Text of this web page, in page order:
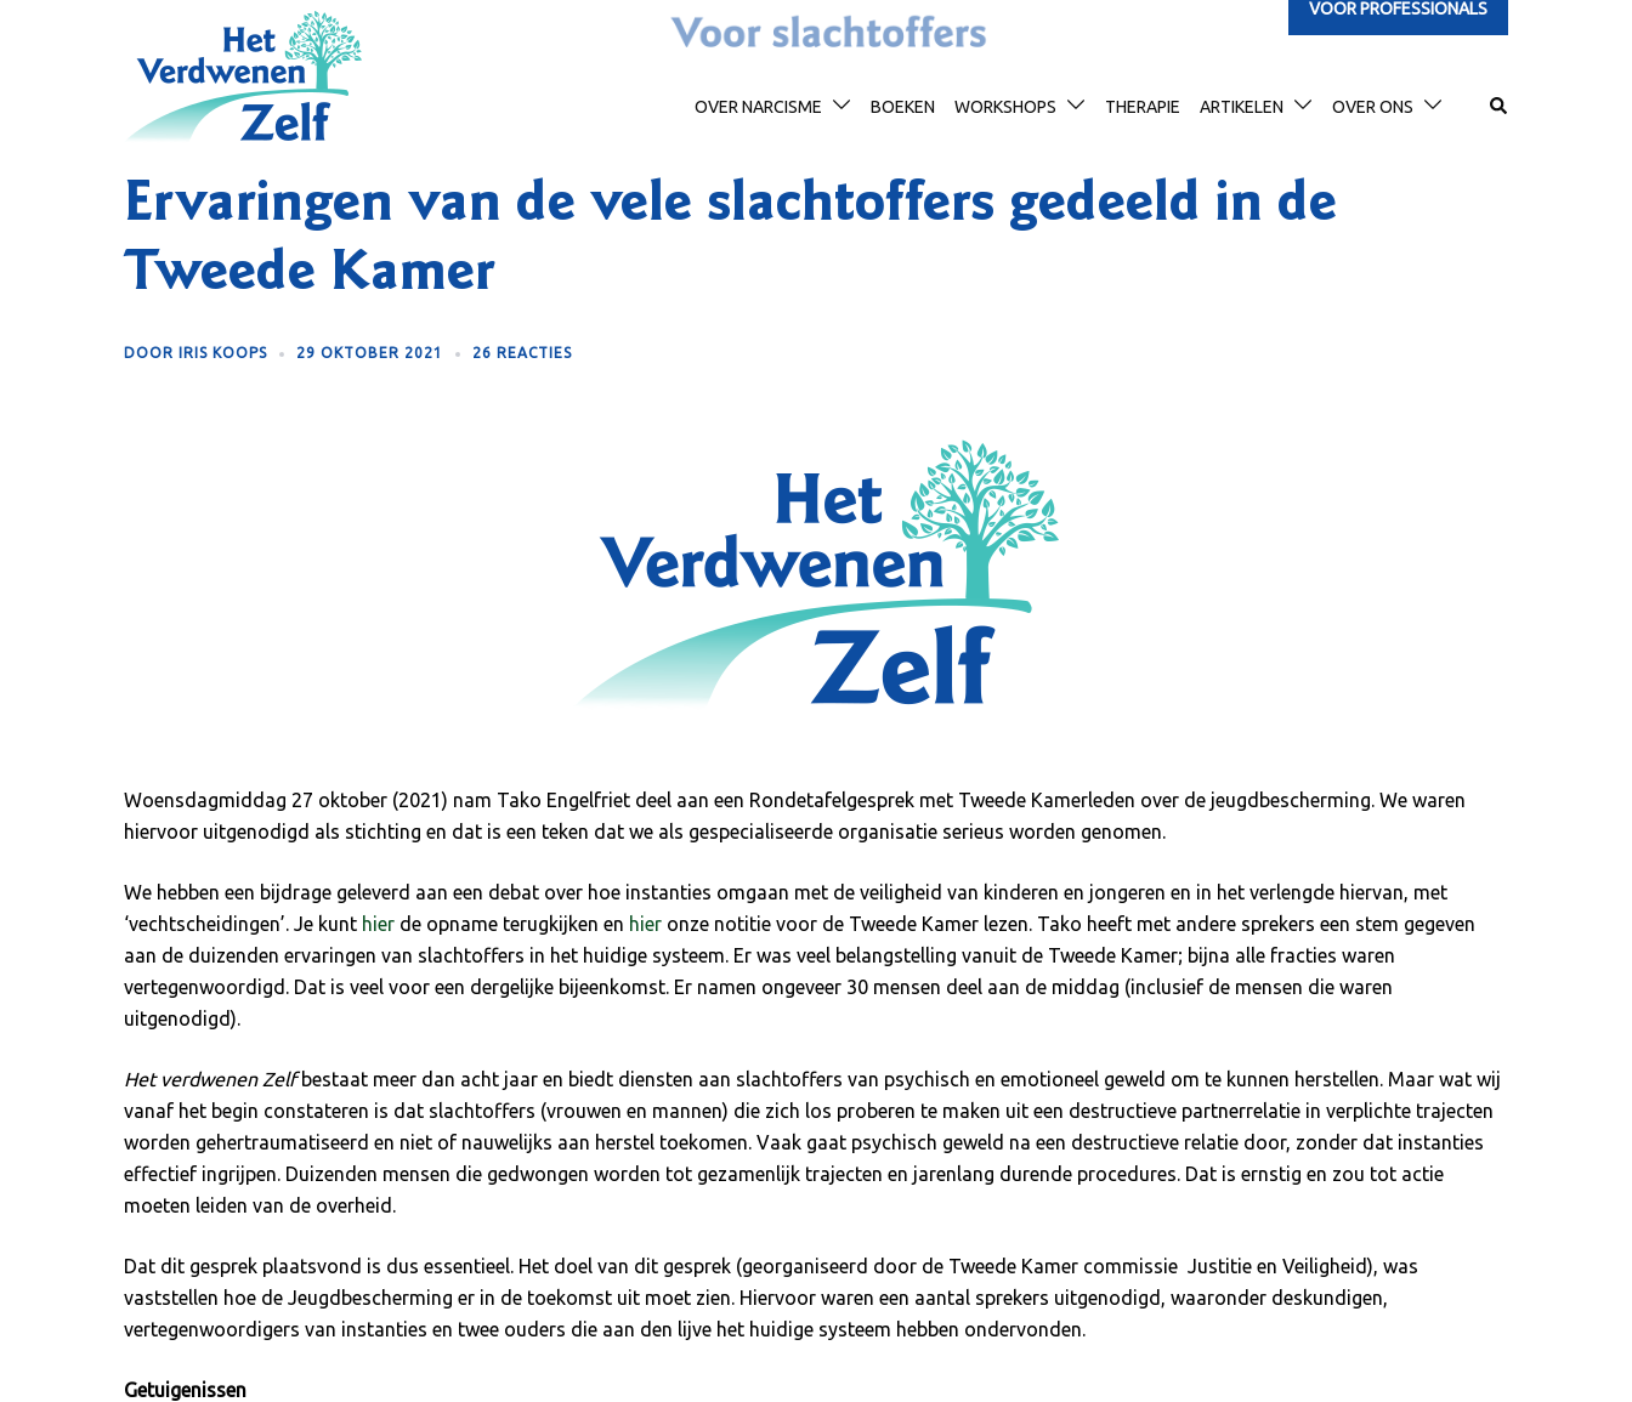
VOOR PROFESSIONALS
OVER NARCISME BOEKEN WORKSHOPS THERAPIE ARTIKELEN OVER ONS Search
Ervaringen van de vele slachtoffers gedeeld in de
Tweede Kamer
DOOR IRIS KOOPS 29 OKTOBER 2021 26 REACTIES
Woensdagmiddag 27 oktober (2021) nam Tako Engelfriet deel aan een Rondetafelgesprek met Tweede Kamerleden over de jeugdbescherming. We waren
hiervoor uitgenodigd als stichting en dat is een teken dat we als gespecialiseerde organisatie serieus worden genomen.
We hebben een bijdrage geleverd aan een debat over hoe instanties omgaan met de veiligheid van kinderen en jongeren en in het verlengde hiervan, met
‘vechtscheidingen’. Je kunt hier de opname terugkijken en hier onze notitie voor de Tweede Kamer lezen. Tako heeft met andere sprekers een stem gegeven
aan de duizenden ervaringen van slachtoffers in het huidige systeem. Er was veel belangstelling vanuit de Tweede Kamer; bijna alle fracties waren
vertegenwoordigd. Dat is veel voor een dergelijke bijeenkomst. Er namen ongeveer 30 mensen deel aan de middag (inclusief de mensen die waren
uitgenodigd).
Het verdwenen Zelfbestaat meer dan acht jaar en biedt diensten aan slachtoffers van psychisch en emotioneel geweld om te kunnen herstellen. Maar wat wij
vanaf het begin constateren is dat slachtoffers (vrouwen en mannen) die zich los proberen te maken uit een destructieve partnerrelatie in verplichte trajecten
worden gehertraumatiseerd en niet of nauwelijks aan herstel toekomen. Vaak gaat psychisch geweld na een destructieve relatie door, zonder dat instanties
effectief ingrijpen. Duizenden mensen die gedwongen worden tot gezamenlijk trajecten en jarenlang durende procedures. Dat is ernstig en zou tot actie
moeten leiden van de overheid.
Dat dit gesprek plaatsvond is dus essentieel. Het doel van dit gesprek (georganiseerd door de Tweede Kamer commissie Justitie en Veiligheid), was
vaststellen hoe de Jeugdbescherming er in de toekomst uit moet zien. Hiervoor waren een aantal sprekers uitgenodigd, waaronder deskundigen,
vertegenwoordigers van instanties en twee ouders die aan den lijve het huidige systeem hebben ondervonden.
Getuigenissen